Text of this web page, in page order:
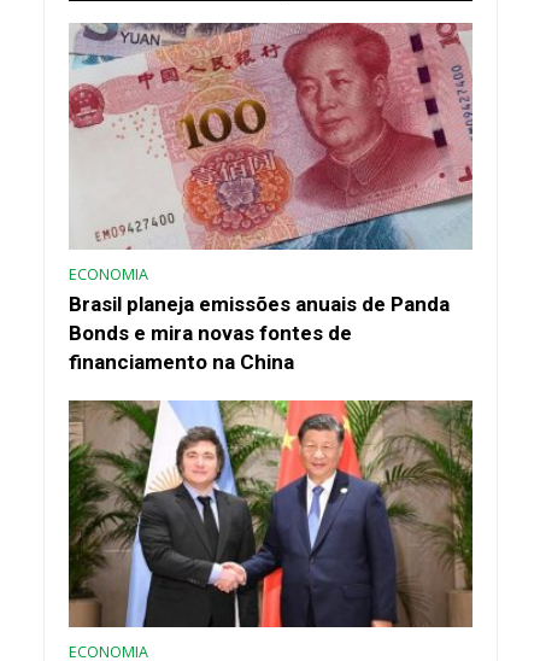
ECONOMIA
Brasil planeja emissões anuais de Panda
Bonds e mira novas fontes de
financiamento na China
ECONOMIA